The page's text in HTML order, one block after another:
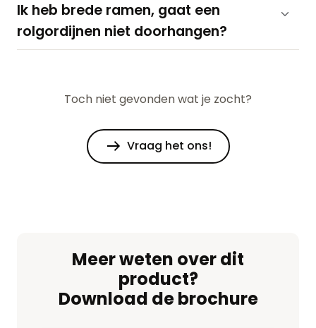
Ik heb brede ramen, gaat een
rolgordijnen niet doorhangen?
Toch niet gevonden wat je zocht?
Vraag het ons!
Meer weten over dit
product?
Download de brochure